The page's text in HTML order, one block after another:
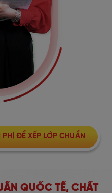
ĐỂ XẾP LỚP CHUẨN
QUỐC TẾ, CHẤT